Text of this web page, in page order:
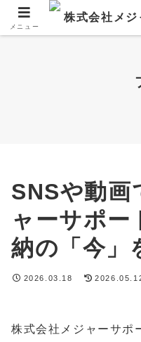
SNSや動画
ャーサポー
納の「今」
2026.03.18
株式会社メジャーサポ
メニュー